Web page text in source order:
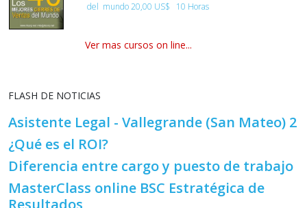
del mundo20,00 US$ 10 Horas
Ver mas cursos on line...
FLASH DE NOTICIAS
Asistente Legal - Vallegrande (San Mateo) 2
¿Qué es el ROI?
Diferencia entre cargo y puesto de trabajo
MasterClass online BSC Estratégica de
Resultados